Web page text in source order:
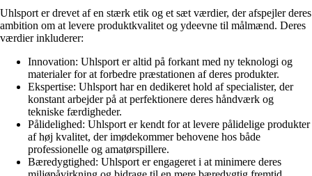
Uhlsport er drevet af en stærk etik og et sæt værdier, der afspejler deres
ambition om at levere produktkvalitet og ydeevne til målmænd. Deres
værdier inkluderer:
Innovation: Uhlsport er altid på forkant med ny teknologi og
materialer for at forbedre præstationen af deres produkter.
Ekspertise: Uhlsport har en dedikeret hold af specialister, der
konstant arbejder på at perfektionere deres håndværk og
tekniske færdigheder.
Pålidelighed: Uhlsport er kendt for at levere pålidelige produkter
af høj kvalitet, der imødekommer behovene hos både
professionelle og amatørspillere.
Bæredygtighed: Uhlsport er engageret i at minimere deres